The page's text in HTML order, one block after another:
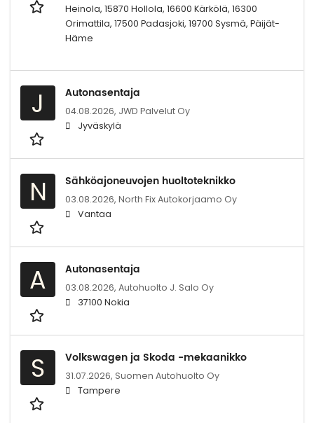
Heinola, 15870 Hollola, 16600 Kärkölä, 16300
Orimattila, 17500 Padasjoki, 19700 Sysmä, Päijät-
Häme
J Autonasentaja
04.08.2026, JWD Palvelut Oy
Jyväskylä
N Sähköajoneuvojen huoltoteknikko
03.08.2026, North Fix Autokorjaamo Oy
Vantaa
A Autonasentaja
03.08.2026, Autohuolto J. Salo Oy
37100 Nokia
S Volkswagen ja Skoda -mekaanikko
31.07.2026, Suomen Autohuolto Oy
Tampere